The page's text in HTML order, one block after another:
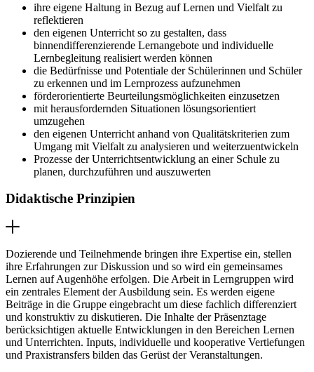
ihre eigene Haltung in Bezug auf Lernen und Vielfalt zu
reflektieren
den eigenen Unterricht so zu gestalten, dass
binnendifferenzierende Lernangebote und individuelle
Lernbegleitung realisiert werden können
die Bedürfnisse und Potentiale der Schülerinnen und Schüler
zu erkennen und im Lernprozess aufzunehmen
förderorientierte Beurteilungsmöglichkeiten einzusetzen
mit herausfordernden Situationen lösungsorientiert
umzugehen
den eigenen Unterricht anhand von Qualitätskriterien zum
Umgang mit Vielfalt zu analysieren und weiterzuentwickeln
Prozesse der Unterrichtsentwicklung an einer Schule zu
planen, durchzuführen und auszuwerten
Didaktische Prinzipien
Dozierende und Teilnehmende bringen ihre Expertise ein, stellen
ihre Erfahrungen zur Diskussion und so wird ein gemeinsames
Lernen auf Augenhöhe erfolgen. Die Arbeit in Lerngruppen wird
ein zentrales Element der Ausbildung sein. Es werden eigene
Beiträge in die Gruppe eingebracht um diese fachlich differenziert
und konstruktiv zu diskutieren. Die Inhalte der Präsenztage
berücksichtigen aktuelle Entwicklungen in den Bereichen Lernen
und Unterrichten. Inputs, individuelle und kooperative Vertiefungen
und Praxistransfers bilden das Gerüst der Veranstaltungen.